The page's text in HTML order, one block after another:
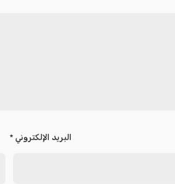
البريد الإلكتروني *